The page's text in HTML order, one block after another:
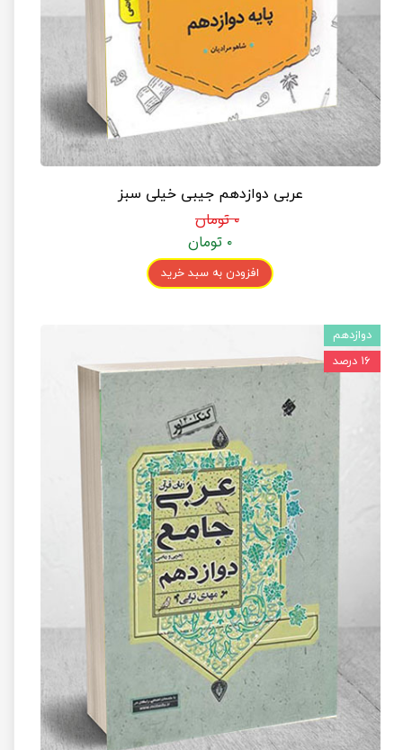
عربی دوازدهم جیبی خیلی سبز
۰ تومان
۰ تومان
افزودن به سبد خرید
دوازدهم
۱۶ درصد